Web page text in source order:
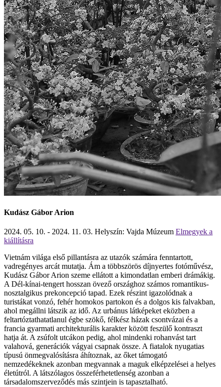
Kudász Gábor Arion
2024. 05. 10. - 2024. 11. 03. Helyszín: Vajda Múzeum Elmegyek a
kiállításra
Vietnám világa első pillantásra az utazók számára fenntartott,
vadregényes arcát mutatja. Ám a többszörös díjnyertes fotóművész,
Kudász Gábor Arion szeme ellátott a kimondatlan emberi drámákig.
A Dél-kínai-tengert hosszan övező országhoz számos romantikus-
nosztalgikus prekoncepció tapad. Ezek részint igazolódnak a
turistákat vonzó, fehér homokos partokon és a dolgos kis falvakban,
ahol megállni látszik az idő. Az urbánus látképeket eközben a
feltartóztathatatlanul égbe szökő, félkész házak csontvázai és a
francia gyarmati architekturális karakter között feszülő kontraszt
hatja át. A zsúfolt utcákon pedig, ahol mindenki rohanvást tart
valahová, generációk vágyai csapnak össze. A fiatalok nyugatias
típusú önmegvalósításra áhítoznak, az őket támogató
nemzedékeknek azonban megvannak a maguk elképzelései a helyes
életútról. A látszólagos összeférhetetlenség azonban a
társadalomszerveződés más szintjein is tapasztalható.